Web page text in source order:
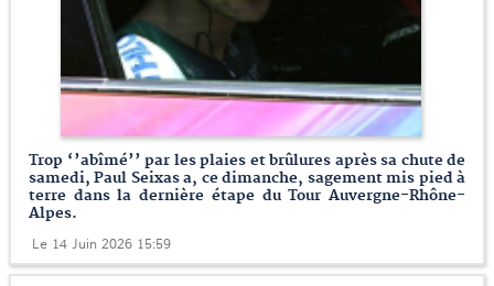
Trop ‘’abîmé’’ par les plaies et brûlures après sa chute de
samedi, Paul Seixas a, ce dimanche, sagement mis pied à
terre dans la dernière étape du Tour Auvergne-Rhône-
Alpes.
Le 14 Juin 2026 15:59